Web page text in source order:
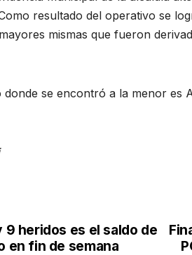
resultado del operativo se
mismas que fueron
donde se encontró a la menor es
9 heridos es el saldo de
en fin de semana